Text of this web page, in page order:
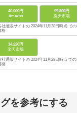
40,000円
Amazon
99,800円
楽天市場
通販サイトの 2024年11月28日時点 での税
格
14,220円
楽天市場
通販サイトの 2024年11月28日時点 での税
格
を参考にする